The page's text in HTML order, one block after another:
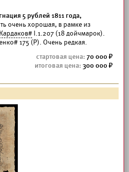
5 рублей 1811 года,
очень хорошая, в рамке из
Кардаков# I.1.207 (18 дойчмарок).
175 (Р). Очень редкая.
70 000
300 000